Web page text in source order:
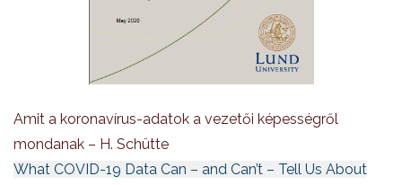
Amit a koronavírus-adatok a vezetői képességről
mondanak – H. Schütte
What COVID-19 Data Can – and Can’t – Tell Us About